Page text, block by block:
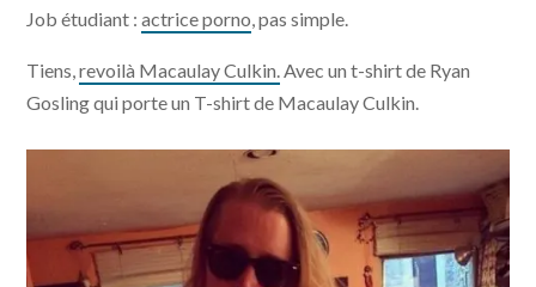
Job étudiant :actrice porno , pas simple.
Tiens,revoilà Macaulay Culkin. Avec un t-shirt de Ryan
Gosling qui porte un T-shirt de Macaulay Culkin.